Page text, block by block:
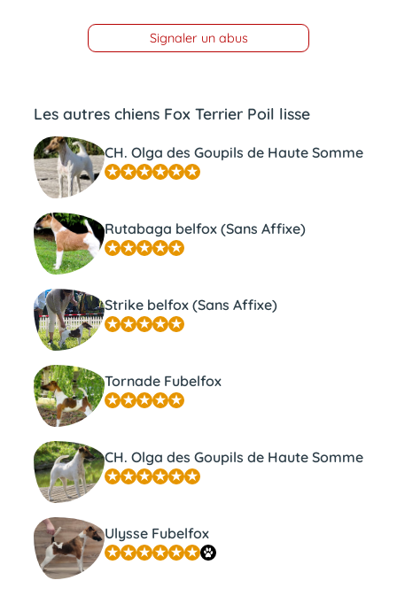
Signaler un abus
Les autres chiens Fox Terrier Poil lisse
CH. Olga des Goupils de Haute Somme
Rutabaga belfox (Sans Affixe)
Strike belfox (Sans Affixe)
Tornade Fubelfox
CH. Olga des Goupils de Haute Somme
Ulysse Fubelfox